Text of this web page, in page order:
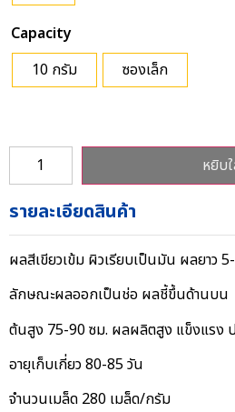
Capacity
10 กรัม
ซองเล็ก
หยิบ
รายละเอียดสินค้า
ผลสีเขียวเข้ม ผิวเรียบเป็นมัน ผลยาว
ลักษณะผลออกเป็นช่อ ผลชี้ขึ้นด้านบน
ต้นสูง 75-90 ซม. ผลผลิตสูง แข็งแรง
อายุเก็บเกี่ยว 80-85 วัน
จำนวนเมล็ด 280 เมล็ด/กรัม